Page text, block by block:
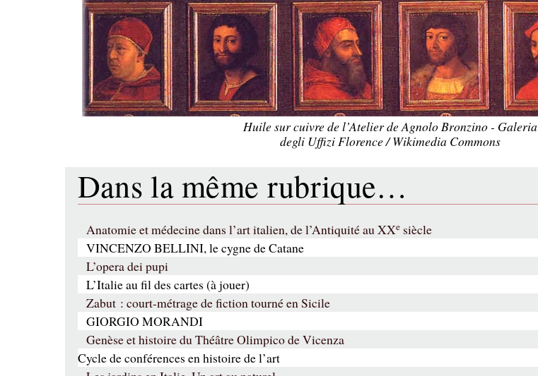
Huile sur cuivre de l’Atelier de Agnolo Bronzino - Galeria
degli Uffizi Florence / Wikimedia Commons
Dans la même rubrique…
Anatomie et médecine dans l’art italien, de l’Antiquité au XXesiècle
VINCENZO BELLINI, le cygne de Catane
L’opera dei pupi
L’Italie au fil des cartes (à jouer)
Zabut : court-métrage de fiction tourné en Sicile
GIORGIO MORANDI
Genèse et histoire du Théâtre Olimpico de Vicenza
Cycle de conférences en histoire de l’art